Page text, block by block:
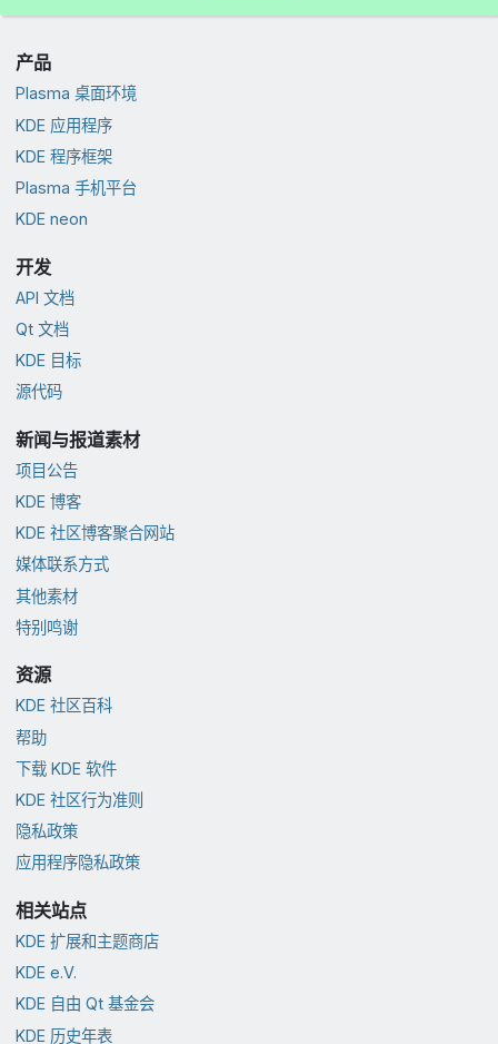
产品
Plasma 桌面环境
KDE 应用程序
KDE 程序框架
Plasma 手机平台
KDE neon
开发
API 文档
Qt 文档
KDE 目标
源代码
新闻与报道素材
项目公告
KDE 博客
KDE 社区博客聚合网站
媒体联系方式
其他素材
特别鸣谢
资源
KDE 社区百科
帮助
下载 KDE 软件
KDE 社区行为准则
隐私政策
应用程序隐私政策
相关站点
KDE 扩展和主题商店
KDE e.V.
KDE 自由 Qt 基金会
KDE 历史年表